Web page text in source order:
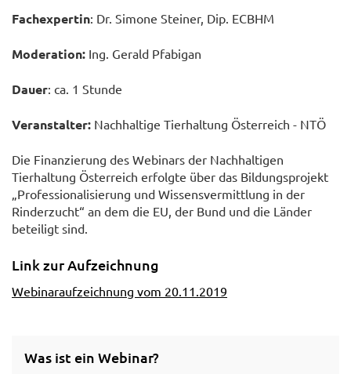
Fachexpertin: Dr. Simone Steiner, Dip. ECBHM
Moderation: Ing. Gerald Pfabigan
Dauer: ca. 1 Stunde
Veranstalter: Nachhaltige Tierhaltung Österreich - NTÖ
Die Finanzierung des Webinars der Nachhaltigen
Tierhaltung Österreich erfolgte über das Bildungsprojekt
„Professionalisierung und Wissensvermittlung in der
Rinderzucht“ an dem die EU, der Bund und die Länder
beteiligt sind.
Link zur Aufzeichnung
Webinaraufzeichnung vom 20.11.2019
Was ist ein Webinar?